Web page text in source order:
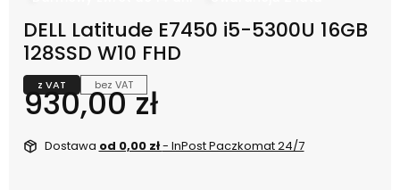
DELL Latitude E7450 i5-5300U 16GB
128SSD W10 FHD
z VAT bez VAT
Cena
930,00 zł
Dostawa od 0,00 zł- InPost Paczkomat 24/7